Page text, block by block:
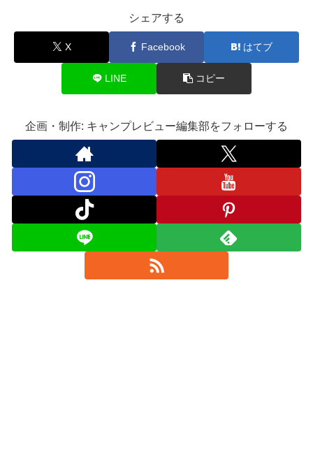
シェアする
X Facebook はてブ
LINE コピー
企画・制作: キャンプレビュー編集部をフォローする